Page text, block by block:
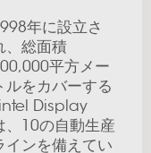
年に設立さ
、総面積
平方メー
ルをカバーする
Display
、10の自動生産
インを備えてい